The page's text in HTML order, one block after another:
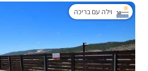
וילה עם בריכה